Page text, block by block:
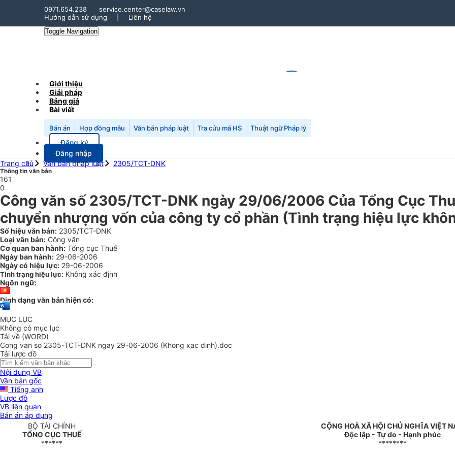
0971.654.238
service.center@caselaw.vn
Hướng dẫn sử dụng
Liên hệ
Toggle Navigation
Giới thiệu
Giải pháp
Bảng giá
Bài viết
Bản án Hợp đồng mẫu Văn bản pháp luật Tra cứu mã HS Thuật ngữ Pháp lý
Đăng ký
Đăng nhập
Trang chủ
Văn bản pháp luật 2305/TCT-DNK
Thông tin văn bản
161
0
Công văn số 2305/TCT-DNK ngày 29/06/2006 Của Tổng Cục
chuyển nhượng vốn của công ty cổ phần (Tình trạng hiệu lực
Số hiệu văn bản: 2305/TCT-DNK
Loại văn bản: Công văn
Cơ quan ban hành: Tổng cục Thuế
Ngày ban hành: 29-06-2006
Ngày có hiệu lực: 29-06-2006
Tình trạng hiệu lực: Không xác định
Ngôn ngữ:
Định dạng văn bản hiện có:
MỤC LỤC
Không có mục lục
Tải về (WORD)
Cong van so 2305-TCT-DNK ngay 29-06-2006 (Khong xac dinh).doc
Tải lược đồ
Nội dung VB
Văn bản gốc
Tiếng anh
Lược đồ
VB liên quan
Bản án áp dụng
BỘ TÀI CHÍNH
TỔNG CỤC THUẾ
******
CỘNG HOÀ XÃ HỘI CHỦ NGHĨA VIỆT
Độc lập - Tự do - Hạnh phúc
********